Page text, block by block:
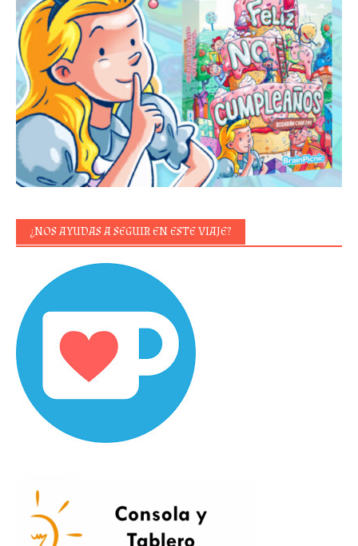
¿NOS AYUDAS A SEGUIR EN ESTE VIAJE?